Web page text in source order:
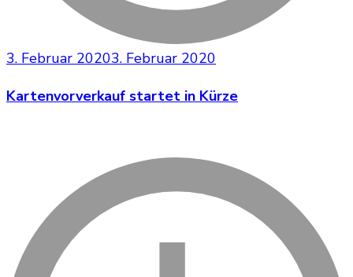
3. Februar 20203. Februar 2020
Kartenvorverkauf startet in Kürze